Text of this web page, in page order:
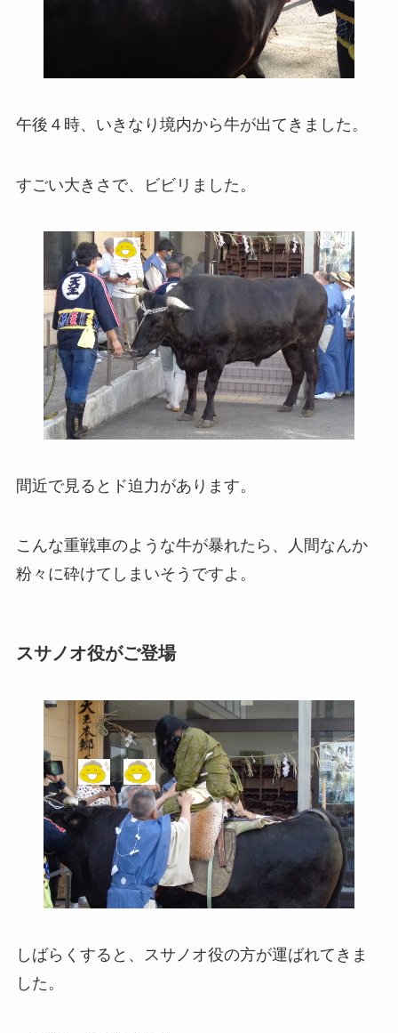
午後４時、いきなり境内から牛が出てきました。
すごい大きさで、ビビリました。
間近で見るとド迫力があります。
こんな重戦車のような牛が暴れたら、人間なんか
粉々に砕けてしまいそうですよ。
スサノオ役がご登場
しばらくすると、スサノオ役の方が運ばれてきま
した。